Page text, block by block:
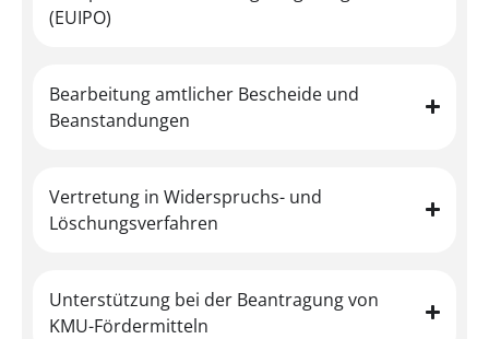
(EUIPO)
Bearbeitung amtlicher Bescheide und
Beanstandungen
Vertretung in Widerspruchs- und
Löschungsverfahren
Unterstützung bei der Beantragung von
KMU-Fördermitteln